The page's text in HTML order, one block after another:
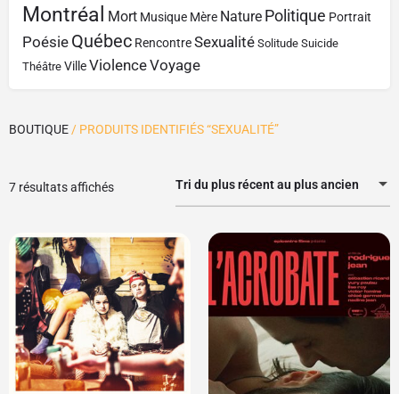
Montréal Mort Musique Mère Nature Politique Portrait
Poésie Québec RencontreSexualité Solitude Suicide
Théâtre VilleViolenceVoyage
BOUTIQUE / PRODUITS IDENTIFIÉS “SEXUALITÉ”
7 résultats affichés Tri du plus récent au plus ancien